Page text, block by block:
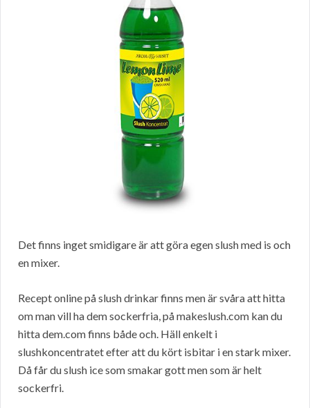
Det finns inget smidigare är att göra egen slush med is och
en mixer.
Recept online på slush drinkar finns men är svåra att hitta
om man vill ha dem sockerfria, på makeslush.com kan du
hitta dem.com finns både och. Häll enkelt i
slushkoncentratet efter att du kört isbitar i en stark mixer.
Då får du slush ice som smakar gott men som är helt
sockerfri.